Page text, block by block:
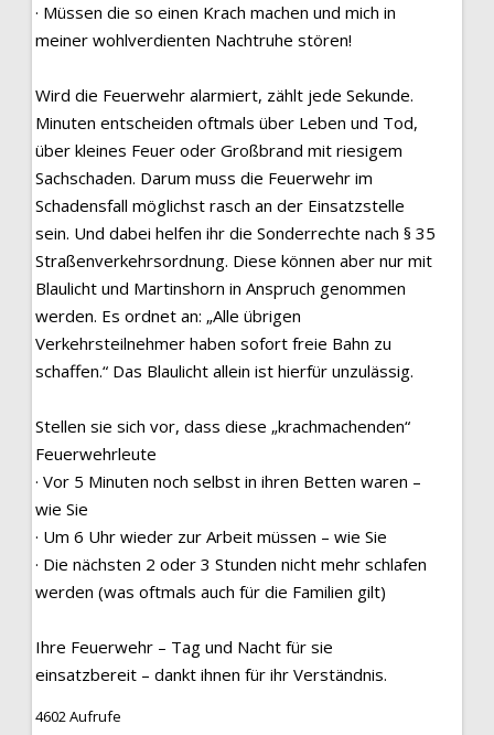
· Müssen die so einen Krach machen und mich in
meiner wohlverdienten Nachtruhe stören!
Wird die Feuerwehr alarmiert, zählt jede Sekunde.
Minuten entscheiden oftmals über Leben und Tod,
über kleines Feuer oder Großbrand mit riesigem
Sachschaden. Darum muss die Feuerwehr im
Schadensfall möglichst rasch an der Einsatzstelle
sein. Und dabei helfen ihr die Sonderrechte nach § 35
Straßenverkehrsordnung. Diese können aber nur mit
Blaulicht und Martinshorn in Anspruch genommen
werden. Es ordnet an: „Alle übrigen
Verkehrsteilnehmer haben sofort freie Bahn zu
schaffen.“ Das Blaulicht allein ist hierfür unzulässig.
Stellen sie sich vor, dass diese „krachmachenden“
Feuerwehrleute
· Vor 5 Minuten noch selbst in ihren Betten waren –
wie Sie
· Um 6 Uhr wieder zur Arbeit müssen – wie Sie
· Die nächsten 2 oder 3 Stunden nicht mehr schlafen
werden (was oftmals auch für die Familien gilt)
Ihre Feuerwehr – Tag und Nacht für sie
einsatzbereit – dankt ihnen für ihr Verständnis.
4602 Aufrufe